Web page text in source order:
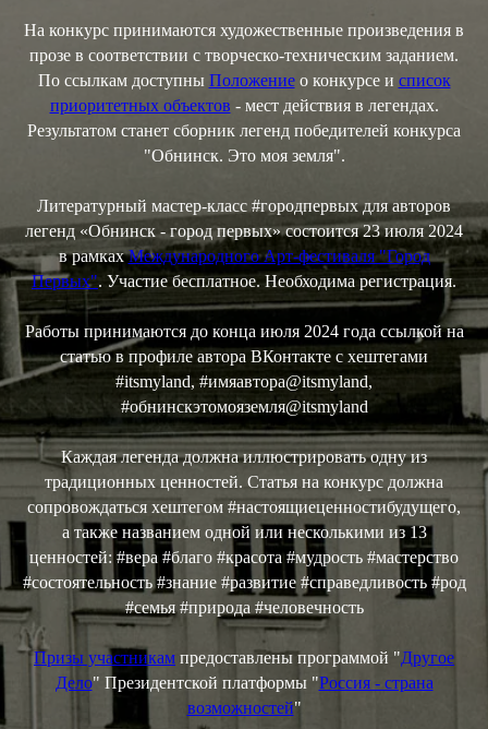
На конкурс принимаются художественные произведения в
прозе в соответствии с творческо-техническим заданием.
По ссылкам доступны Положениео конкурсе и список
приоритетных объектов - мест действия в легендах.
Результатом станет сборник легенд победителей конкурса
"Обнинск. Это моя земля".
Литературный мастер-класс #городпервых для авторов
легенд «Обнинск - город первых» состоится 23 июля 2024
в рамкахМеждународного Арт-фестиваля "Город
Первых". Участие бесплатное. Необходима регистрация.
Работы принимаются до конца июля 2024 года ссылкой на
статью в профиле автора ВКонтакте с хештегами
#itsmyland, #имяавтора@itsmyland,
#обнинскэтомояземля@itsmyland
Каждая легенда должна иллюстрировать одну из
традиционных ценностей. Статья на конкурс должна
сопровождаться хештегом #настоящиеценностибудущего,
а также названием одной или несколькими из 13
ценностей: #вера #благо #красота #мудрость #мастерство
#состоятельность #знание #развитие #справедливость #род
#семья #природа #человечность
Призы участникам предоставлены программой "Другое
Дело" Президентской платформы "Россия - страна
возможностей"